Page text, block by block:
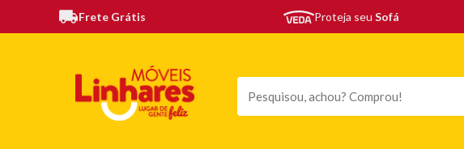
Frete Grátis Proteja seu Sofá